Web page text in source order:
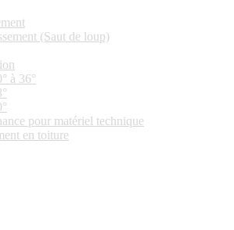
(Saut de loup)
à 36°
pour matériel technique
en toiture